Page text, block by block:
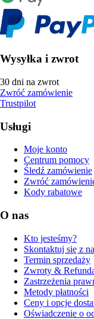
Wysyłka i zwrot
30 dni na zwrot
Zwróć zamówienie
Trustpilot
Usługi
Moje konto
Centrum pomocy
Śledź zamówienie
Zwróć
Kody rabatowe
O nas
Kto jesteśmy?
Skontaktuj się z
Termin sprzedaży
Zwroty &
Zastrzeżenia
Metody płatności
Ceny i opcje
Oświadczenie o